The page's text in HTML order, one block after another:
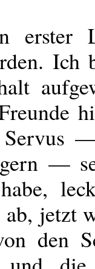
Ich
Servus
gern —
jetzt
den